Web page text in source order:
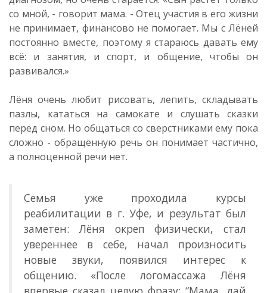
со мной, - говорит мама. - Отец участия в его жизни
не принимает, финансово не помогает. Мы с Лёней
постоянно вместе, поэтому я стараюсь давать ему
всё: и занятия, и спорт, и общение, чтобы он
развивался.»
Лёня очень любит рисовать, лепить, складывать
пазлы, кататься на самокате и слушать сказки
перед сном. Но общаться со сверстниками ему пока
сложно - обращённую речь он понимает частично,
а полноценной речи нет.
Семья уже проходила курсы
реабилитации в г. Уфе, и результат был
заметен: Лёня окреп физически, стал
увереннее в себе, начал произносить
новые звуки, появился интерес к
общению. «После логомассажа Лёня